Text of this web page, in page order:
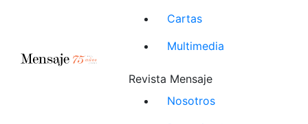
Cartas
Multimedia
Revista Mensaje
Nosotros